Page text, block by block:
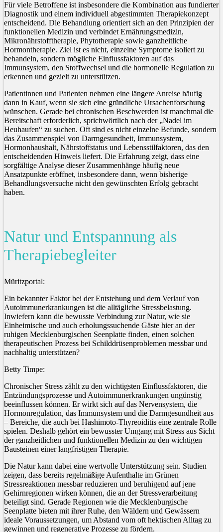
Für viele Betroffene ist insbesondere die Kombination aus fundierter
Diagnostik und einem individuell abgestimmten Therapiekonzept
entscheidend. Die Behandlung orientiert sich an den Prinzipien der
funktionellen Medizin und verbindet Ernährungsmedizin,
Mikronährstofftherapie, Phytotherapie sowie ganzheitliche
Hormontherapie. Ziel ist es nicht, einzelne Symptome isoliert zu
behandeln, sondern mögliche Einflussfaktoren auf das
Immunsystem, den Stoffwechsel und die hormonelle Regulation zu
erkennen und gezielt zu unterstützen.
Patientinnen und Patienten nehmen eine längere Anreise häufig
dann in Kauf, wenn sie sich eine gründliche Ursachenforschung
wünschen. Gerade bei chronischen Beschwerden ist manchmal die
Bereitschaft erforderlich, sprichwörtlich nach der „Nadel im
Heuhaufen“ zu suchen. Oft sind es nicht einzelne Befunde, sondern
das Zusammenspiel von Darmgesundheit, Immunsystem,
Hormonhaushalt, Nährstoffstatus und Lebensstilfaktoren, das den
entscheidenden Hinweis liefert. Die Erfahrung zeigt, dass eine
sorgfältige Analyse dieser Zusammenhänge häufig neue
Ansatzpunkte eröffnet, insbesondere dann, wenn bisherige
Behandlungsversuche nicht den gewünschten Erfolg gebracht
haben.
Natur und Entspannung als
Therapiebegleiter
Müritzportal:
Ein bekannter Faktor bei der Entstehung und dem Verlauf von
Autoimmunerkrankungen ist die alltägliche Stressbelastung.
Inwiefern kann die bewusste Verbindung zur Natur, wie sie
Einheimische und auch erholungssuchende Gäste hier an der
ruhigen Mecklenburgischen Seenplatte finden, einen solchen
therapeutischen Prozess bei Schilddrüsenproblemen messbar und
nachhaltig unterstützen?
Betty Timpe:
Chronischer Stress zählt zu den wichtigsten Einflussfaktoren, die
Entzündungsprozesse und Autoimmunerkrankungen ungünstig
beeinflussen können. Er wirkt sich auf das Nervensystem, die
Hormonregulation, das Immunsystem und die Darmgesundheit aus
– Bereiche, die auch bei Hashimoto-Thyreoiditis eine zentrale Rolle
spielen. Deshalb gehört ein bewusster Umgang mit Stress aus Sicht
der ganzheitlichen und funktionellen Medizin zu den wichtigen
Bausteinen einer langfristigen Therapie.
Die Natur kann dabei eine wertvolle Unterstützung sein. Studien
zeigen, dass bereits regelmäßige Aufenthalte im Grünen
Stressreaktionen messbar reduzieren und beruhigend auf jene
Gehirnregionen wirken können, die an der Stressverarbeitung
beteiligt sind. Gerade Regionen wie die Mecklenburgische
Seenplatte bieten mit ihrer Ruhe, den Wäldern und Gewässern
ideale Voraussetzungen, um Abstand vom oft hektischen Alltag zu
gewinnen und regenerative Prozesse zu fördern.